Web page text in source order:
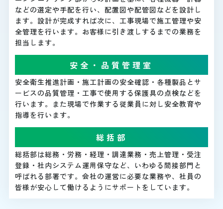
などの選定や手配を行い、配置図や配管図などを設計し
ます。設計が完成すれば次に、工事現場で施工管理や安
全管理を行います。お客様に引き渡しするまでの業務を
担当します。
安全・品質管理室
安全衛生推進計画・施工計画の安全確認・各種製品とサ
ービスの品質管理・工事で使用する保護具の点検などを
行います。また現場で作業する従業員に対し安全教育や
指導を行います。
総括部
総括部は総務・労務・経理・調達業務・売上管理・受注
登録・社内システム運用保守など、いわゆる間接部門と
呼ばれる部署です。会社の運営に必要な業務や、社員の
皆様が安心して働けるようにサポートをしています。